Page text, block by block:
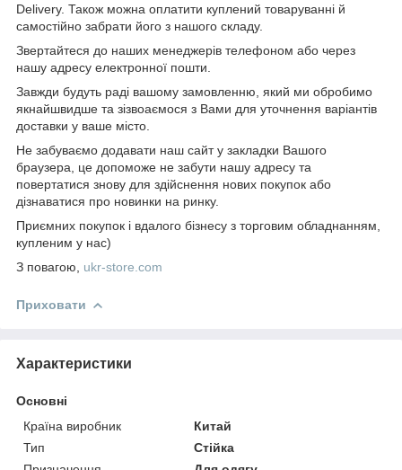
Delivery. Також можна оплатити куплений товаруванні й
самостійно забрати його з нашого складу.
Звертайтеся до наших менеджерів телефоном або через
нашу адресу електронної пошти.
Завжди будуть раді вашому замовленню, який ми обробимо
якнайшвидше та зізвоаємося з Вами для уточнення варіантів
доставки у ваше місто.
Не забуваємо додавати наш сайт у закладки Вашого
браузера, це допоможе не забути нашу адресу та
повертатися знову для здійснення нових покупок або
дізнаватися про новинки на ринку.
Приємних покупок і вдалого бізнесу з торговим обладнанням,
купленим у нас)
З повагою, ukr-store.com
Приховати
Характеристики
Основні
Країна виробник
Китай
Тип
Стійка